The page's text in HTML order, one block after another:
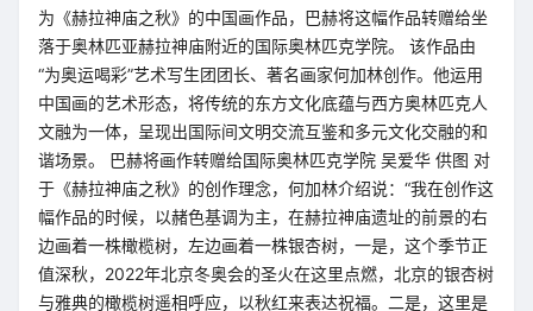
为《赫拉神庙之秋》的中国画作品，巴赫将这幅作品转赠给坐
落于奥林匹亚赫拉神庙附近的国际奥林匹克学院。 该作品由
“为奥运喝彩”艺术写生团团长、著名画家何加林创作。他运用
中国画的艺术形态，将传统的东方文化底蕴与西方奥林匹克人
文融为一体，呈现出国际间文明交流互鉴和多元文化交融的和
谐场景。 巴赫将画作转赠给国际奥林匹克学院 吴爱华 供图 对
于《赫拉神庙之秋》的创作理念，何加林介绍说：“我在创作这
幅作品的时候，以赭色基调为主，在赫拉神庙遗址的前景的右
边画着一株橄榄树，左边画着一株银杏树，一是，这个季节正
值深秋，2022年北京冬奥会的圣火在这里点燃，北京的银杏树
与雅典的橄榄树遥相呼应，以秋红来表达祝福。二是，这里是